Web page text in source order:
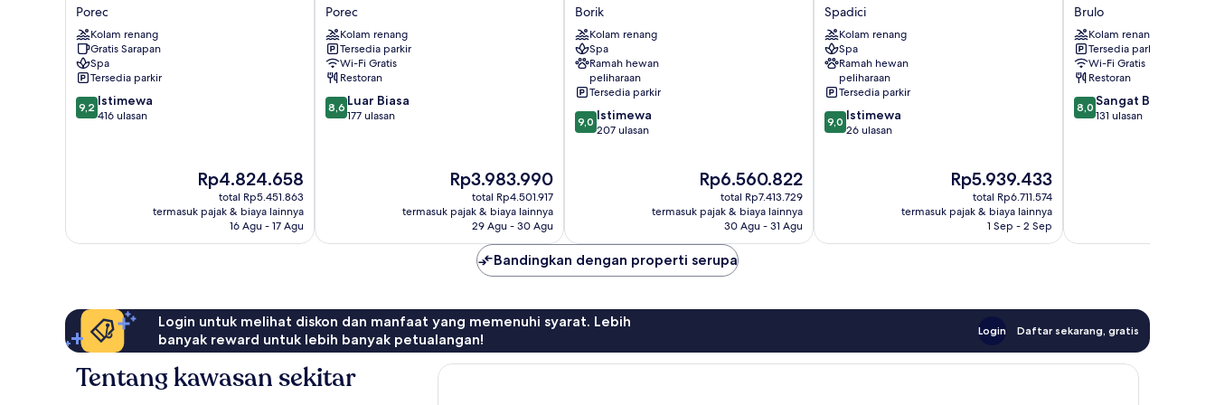
Parentium
Plava
Laguna
Porec
Porec
Kolam renang
Gratis Sarapan
Spa
Tersedia parkir
9.2
dari
9,2 Istimewa
416 ulasan
Harga
sekarang
Rp4.824.658
Rp4.824.658
total Rp5.451.863
termasuk pajak & biaya lainnya
16 Agu - 17 Agu
Albatros
Plava
Laguna
Porec
Porec
Kolam renang
Tersedia parkir
Wi-Fi Gratis
Restoran
8.6
dari
8,6 Luar Biasa
177 ulasan
Harga
sekarang
Rp3.983.990
Rp3.983.990
total Rp4.501.917
termasuk pajak & biaya lainnya
29 Agu - 30 Agu
Parentino
Hotel
Borik
Borik
Kolam renang
Spa
Ramah hewan
peliharaan
Tersedia parkir
9.0
dari
9,0 Istimewa
207 ulasan
Harga
sekarang
Rp6.560.822
Rp6.560.822
total Rp7.413.729
termasuk pajak & biaya lainnya
30 Agu - 31 Agu
Suites
Park
Plava
Laguna
Spadici
Spadici
Kolam renang
Spa
Ramah hewan
peliharaan
Tersedia parkir
9.0
dari
9,0 Istimewa
26 ulasan
Harga
sekarang
Rp5.939.433
Rp5.939.433
total Rp6.711.574
termasuk pajak & biaya lainnya
1 Sep - 2 Sep
Sunny
Hotel
Brulo
Brulo
Kolam renang
Tersedia parkir
Wi-Fi Gratis
Restoran
8.0
dari
8,0 Sangat Baik
131 ulasan
Bandingkan dengan properti serupa
Login untuk melihat diskon dan manfaat yang memenuhi syarat. Lebih
banyak reward untuk lebih banyak petualangan!
Login Daftar sekarang, gratis
Tentang kawasan sekitar